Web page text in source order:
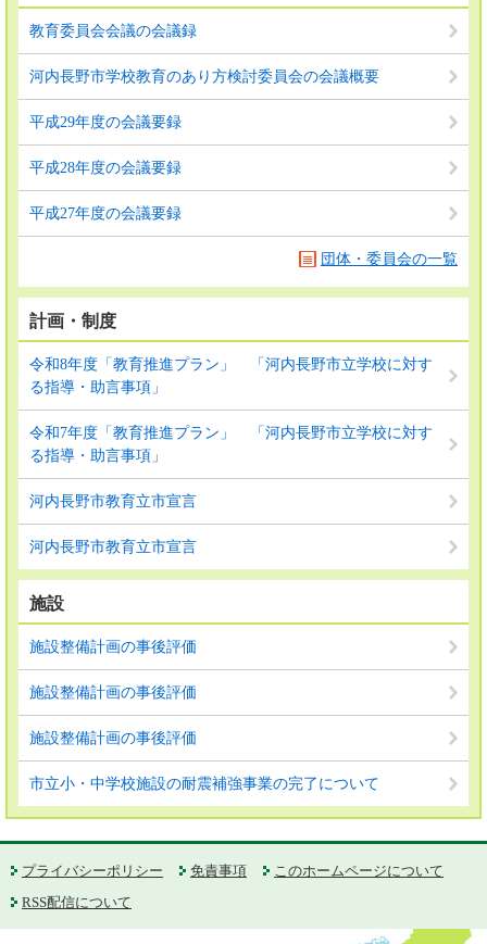
教育委員会会議の会議録
河内長野市学校教育のあり方検討委員会の会議概要
平成29年度の会議要録
平成28年度の会議要録
平成27年度の会議要録
団体・委員会の一覧
計画・制度
令和8年度「教育推進プラン」 「河内長野市立学校に対す
る指導・助言事項」
令和7年度「教育推進プラン」 「河内長野市立学校に対す
る指導・助言事項」
河内長野市教育立市宣言
河内長野市教育立市宣言
施設
施設整備計画の事後評価
施設整備計画の事後評価
施設整備計画の事後評価
市立小・中学校施設の耐震補強事業の完了について
プライバシーポリシー 免責事項
このホームページについて
RSS配信について